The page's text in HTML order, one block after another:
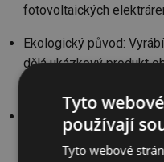
fotovoltaických
Ekologický původ:
dělá ukázkový produkt
Vysoká pevnost a
běžné měkké nebo
ve formě pevných
Tyto
používají
Tyto webové